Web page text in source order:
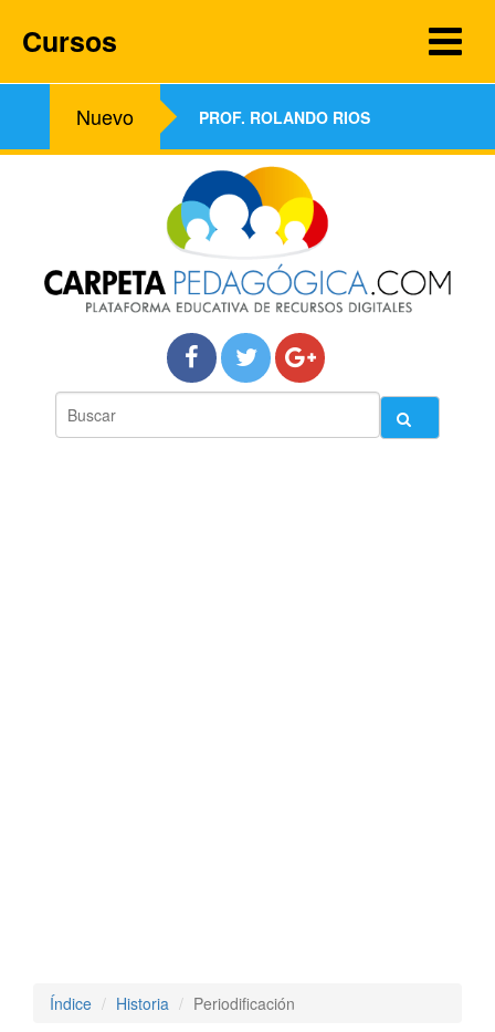
Nuevo PROF. ROLANDO RIOS
Cursos
Índice Historia Periodificación